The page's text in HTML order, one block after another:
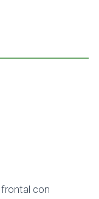
con